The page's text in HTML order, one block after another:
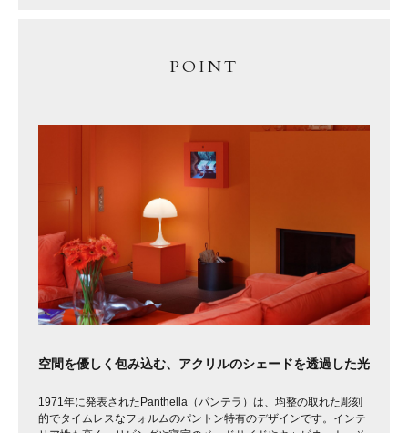
POINT
空間を優しく包み込む、アクリルのシェードを透過した光
1971年に発表されたPanthella（パンテラ）は、均整の取れた彫刻
的でタイムレスなフォルムのパントン特有のデザインです。インテ